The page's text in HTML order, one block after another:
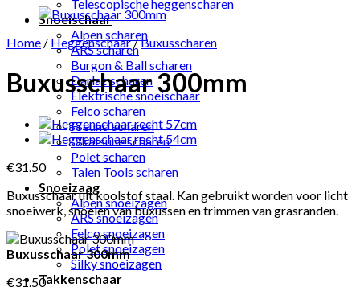
Telescopische heggenscharen
Snoeischaar
Alpen scharen
ARS scharen
Burgon & Ball scharen
Darlac scharen
Elektrische snoeischaar
Felco scharen
Freund scharen
Okatsune scharen
Polet scharen
Talen Tools scharen
Snoeizaag
Alpen snoeizagen
ARS snoeizagen
Felco snoeizagen
Polet snoeizagen
Silky snoeizagen
Takkenschaar
Home / Heggenschaar/Buxusscharen
Buxusschaar 300mm
€31.50
Buxusschaar uit koolstof staal. Kan gebruikt worden voor licht
snoeiwerk, snoeien van buxussen en trimmen van grasranden.
Buxusschaar 300mm
€31.50